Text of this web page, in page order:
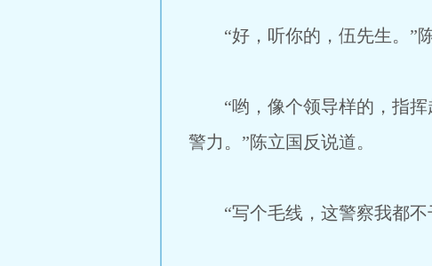
“好，听你的，伍先生。”陈
“哟，像个领导样的，指挥
警力。”陈立国反说道。
“写个毛线，这警察我都不